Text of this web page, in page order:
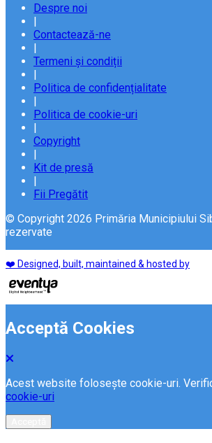
Despre noi
|
Contactează-ne
|
Termeni și condiții
|
Politica de confidențialitate
|
Politica de cookie-uri
|
Copyright
|
Kit de presă
|
Fii Pregătit
© Copyright 2026 Primăria Municipiului
rezervate
❤️ Designed, built, maintained & hosted by
Acceptă Cookies
Acest website folosește cookie-uri.
cookie-uri